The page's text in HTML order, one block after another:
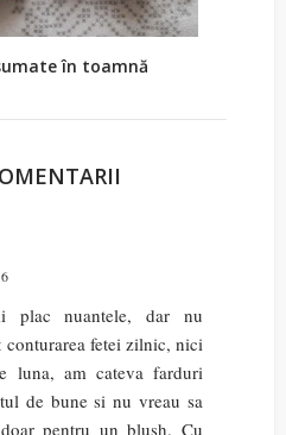
în toamnă
plac nuantele, dar nu
conturarea fetei zilnic, nici
luna, am cateva farduri
de bune si nu vreau sa
pentru un blush. Cu